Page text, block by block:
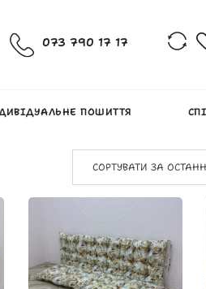
073 790 17 17
ПОШИТТЯ